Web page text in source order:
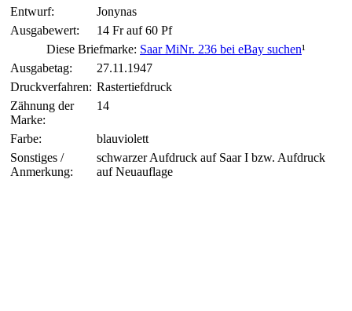
Entwurf:
Jonynas
Ausgabewert:
14 Fr auf 60 Pf
Diese Briefmarke: Saar MiNr. 236 bei eBay suchen¹
Ausgabetag:
27.11.1947
Druckverfahren: Rastertiefdruck
Zähnung der
Marke:
14
Farbe:
blauviolett
Sonstiges /
Anmerkung:
schwarzer Aufdruck auf Saar I bzw. Aufdruck
auf Neuauflage